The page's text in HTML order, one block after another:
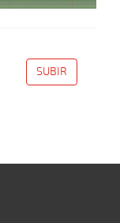
SUBIR